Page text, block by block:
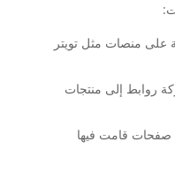
منصات مثل تويتر
روابط إلى منتجات
صفحات قامت فيها